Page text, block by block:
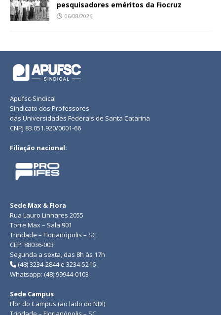
pesquisadores eméritos da Fiocruz
06/08/2026
Apufsc-Sindical
Sindicato dos Professores
das Universidades Federais de Santa Catarina
CNPJ 83.051.920/0001-66
Filiação nacional:
Sede Max & Flora
Rua Lauro Linhares 2055
Torre Max – Sala 901
Trindade – Florianópolis – SC
CEP: 88036-003
Segunda a sexta, das 8h às 17h
(48) 3234-2844 e 3234-5216
Whatsapp: (48) 99944-0103
Sede Campus
Flor do Campus (ao lado do NDI)